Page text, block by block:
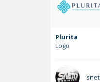
Plurita
Logo